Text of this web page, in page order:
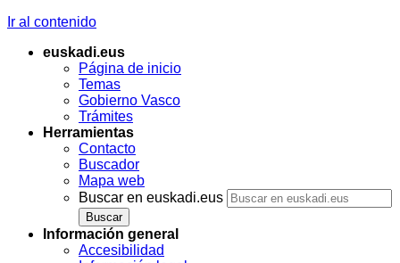
Ir al contenido
euskadi.eus
Página de inicio
Temas
Gobierno Vasco
Trámites
Herramientas
Contacto
Buscador
Mapa web
Buscar en euskadi.eus
Información general
Accesibilidad